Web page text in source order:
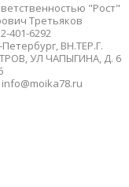
"Рост"
Третьяков
401-6292
ВН.ТЕР.Г.
УЛ ЧАПЫГИНА, Д. 6